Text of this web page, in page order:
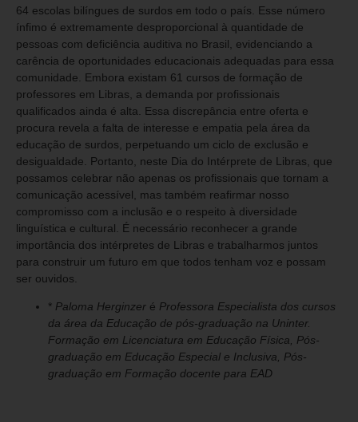
64 escolas bilíngues de surdos em todo o país. Esse número
ínfimo é extremamente desproporcional à quantidade de
pessoas com deficiência auditiva no Brasil, evidenciando a
carência de oportunidades educacionais adequadas para essa
comunidade. Embora existam 61 cursos de formação de
professores em Libras, a demanda por profissionais
qualificados ainda é alta. Essa discrepância entre oferta e
procura revela a falta de interesse e empatia pela área da
educação de surdos, perpetuando um ciclo de exclusão e
desigualdade. Portanto, neste Dia do Intérprete de Libras, que
possamos celebrar não apenas os profissionais que tornam a
comunicação acessível, mas também reafirmar nosso
compromisso com a inclusão e o respeito à diversidade
linguística e cultural. É necessário reconhecer a grande
importância dos intérpretes de Libras e trabalharmos juntos
para construir um futuro em que todos tenham voz e possam
ser ouvidos.
* Paloma Herginzer é Professora Especialista dos cursos
da área da Educação de pós-graduação na Uninter.
Formação em Licenciatura em Educação Física, Pós-
graduação em Educação Especial e Inclusiva, Pós-
graduação em Formação docente para EAD